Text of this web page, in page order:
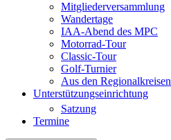
Mitgliederversammlung
Wandertage
IAA-Abend des MPC
Motorrad-Tour
Classic-Tour
Golf-Turnier
Aus den Regionalkreisen
Unterstützungseinrichtung
Satzung
Termine